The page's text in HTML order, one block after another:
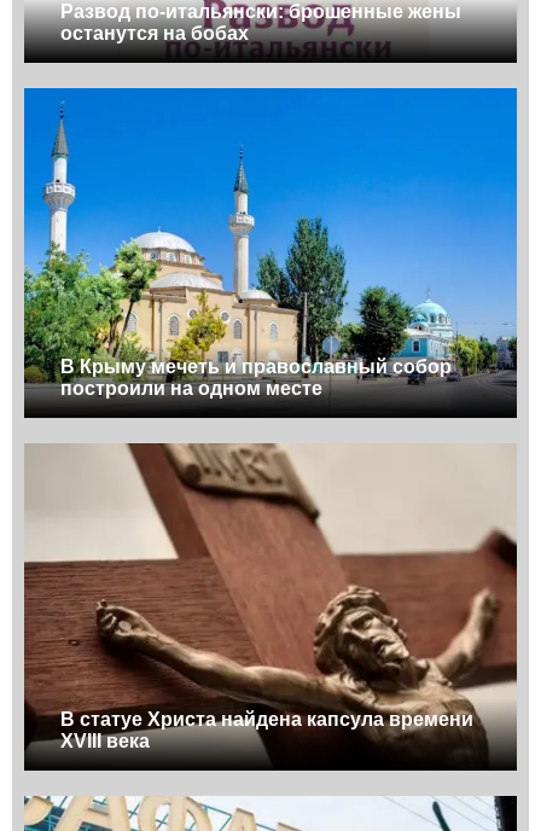
Развод по-итальянски: брошенные жены
останутся на бобах
В Крыму мечеть и православный собор
построили на одном месте
В статуе Христа найдена капсула времени
XVIII века